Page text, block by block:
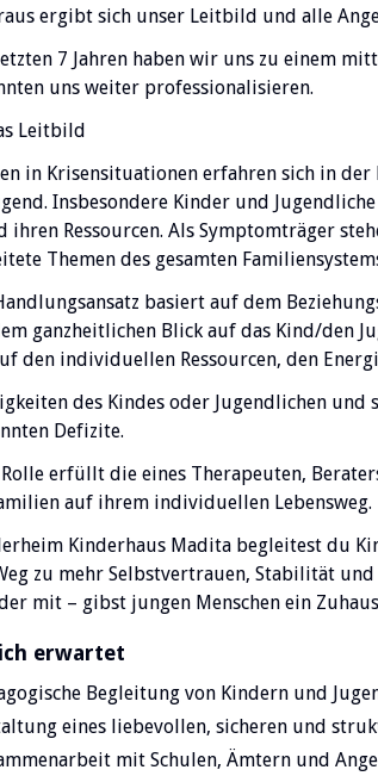
ergibt sich unser Leitbild und alle
7 Jahren haben wir uns zu einem
uns weiter professionalisieren.
Leitbild
in Krisensituationen erfahren sich in
Insbesondere Kinder und
ihren Ressourcen. Als Symptomträger
Themen des gesamten
basiert auf dem
ganzheitlichen Blick auf das Kind/den
den individuellen Ressourcen, den
des Kindes oder Jugendlichen
Defizite.
erfüllt die eines Therapeuten,
auf ihrem individuellen Lebensweg.
Kinderhaus Madita begleitest du
zu mehr Selbstvertrauen, Stabilität
mit – gibst jungen Menschen ein
erwartet
Begleitung von Kindern und
eines liebevollen, sicheren und
mit Schulen, Ämtern und